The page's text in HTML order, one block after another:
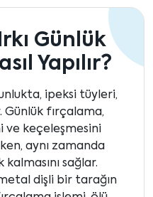
Günlük
Yapılır?
ipeksi tüyleri,
fırçalama,
ve keçeleşmesini
aynı zamanda
sağlar.
dişli bir tarağın